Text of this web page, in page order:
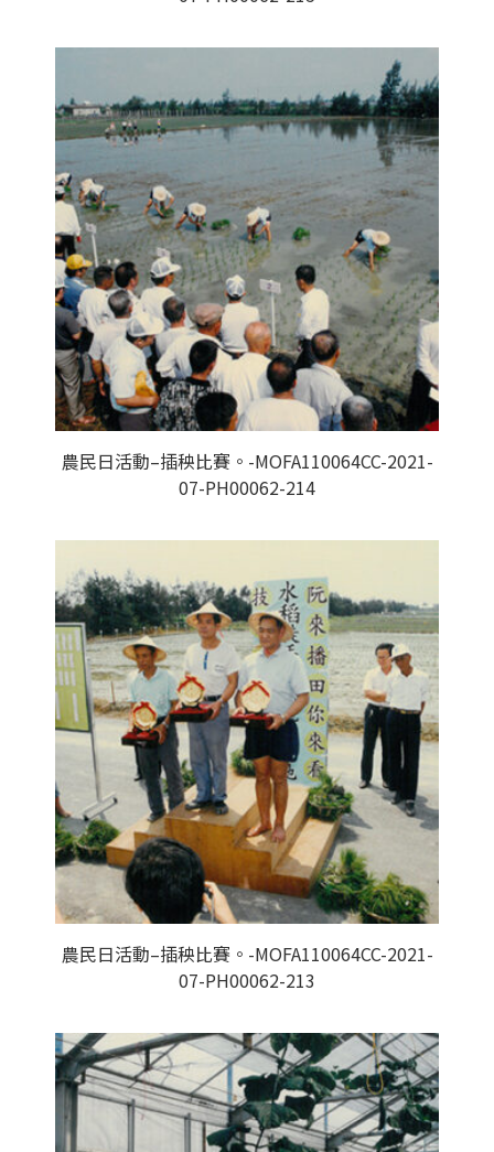
農民日活動–插秧比賽。-MOFA110064CC-2021-
07-PH00062-214
農民日活動–插秧比賽。-MOFA110064CC-2021-
07-PH00062-213